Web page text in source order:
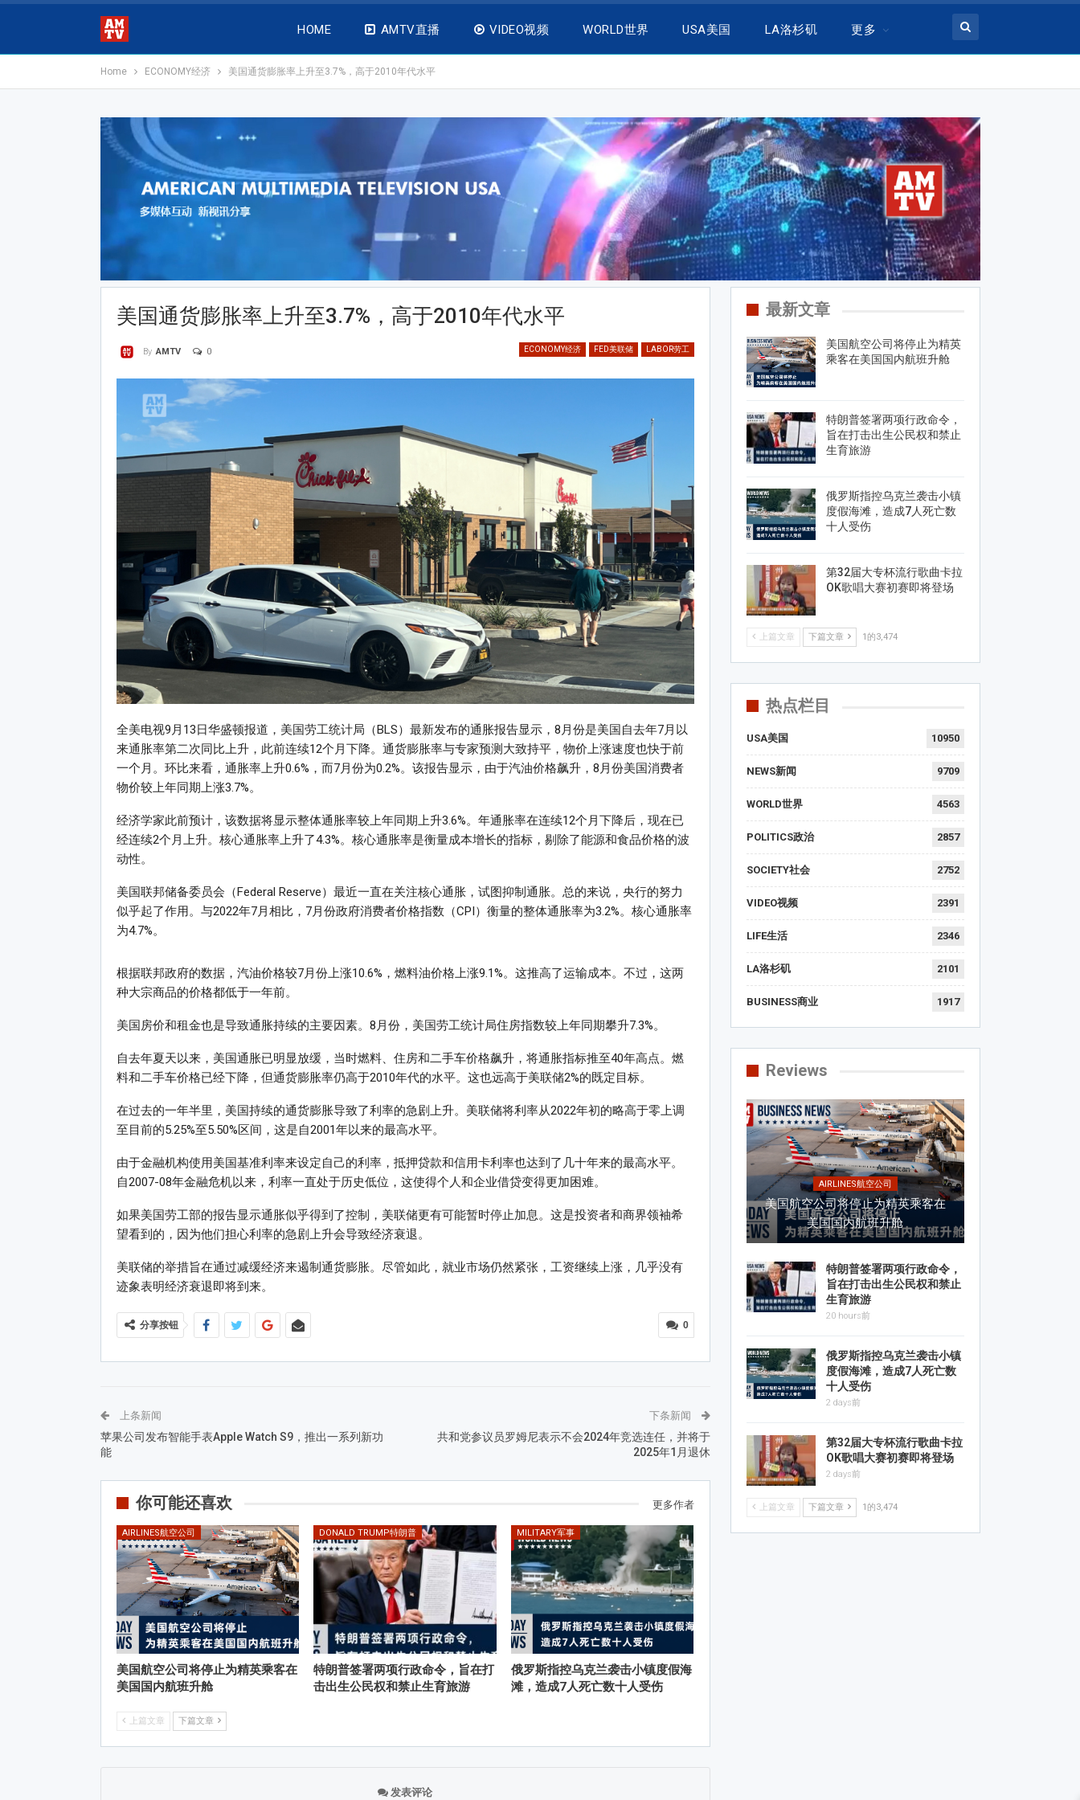
HOME AMTV直播 VIDEO视频 WORLD世界 USA美国 LA洛杉矶 更多
Home ECONOMY经济 美国通货膨胀率上升至3.7%，高于2010年代水平
美国通货膨胀率上升至3.7%，高于2010年代水平
ECONOMY经济 FED美联储 LABOR劳工
By AMTV 0
全美电视9月13日华盛顿报道，美国劳工统计局（BLS）最新发布的通胀报告显示，8月份是美国自去年7月以
来通胀率第二次同比上升，此前连续12个月下降。通货膨胀率与专家预测大致持平，物价上涨速度也快于前
一个月。环比来看，通胀率上升0.6%，而7月份为0.2%。该报告显示，由于汽油价格飙升，8月份美国消费者
物价较上年同期上涨3.7%。
经济学家此前预计，该数据将显示整体通胀率较上年同期上升3.6%。年通胀率在连续12个月下降后，现在已
经连续2个月上升。核心通胀率上升了4.3%。核心通胀率是衡量成本增长的指标，剔除了能源和食品价格的波
动性。
美国联邦储备委员会（Federal Reserve）最近一直在关注核心通胀，试图抑制通胀。总的来说，央行的努力
似乎起了作用。与2022年7月相比，7月份政府消费者价格指数（CPI）衡量的整体通胀率为3.2%。核心通胀率
为4.7%。
根据联邦政府的数据，汽油价格较7月份上涨10.6%，燃料油价格上涨9.1%。这推高了运输成本。不过，这两
种大宗商品的价格都低于一年前。
美国房价和租金也是导致通胀持续的主要因素。8月份，美国劳工统计局住房指数较上年同期攀升7.3%。
自去年夏天以来，美国通胀已明显放缓，当时燃料、住房和二手车价格飙升，将通胀指标推至40年高点。燃
料和二手车价格已经下降，但通货膨胀率仍高于2010年代的水平。这也远高于美联储2%的既定目标。
在过去的一年半里，美国持续的通货膨胀导致了利率的急剧上升。美联储将利率从2022年初的略高于零上调
至目前的5.25%至5.50%区间，这是自2001年以来的最高水平。
由于金融机构使用美国基准利率来设定自己的利率，抵押贷款和信用卡利率也达到了几十年来的最高水平。
自2007-08年金融危机以来，利率一直处于历史低位，这使得个人和企业借贷变得更加困难。
如果美国劳工部的报告显示通胀似乎得到了控制，美联储更有可能暂时停止加息。这是投资者和商界领袖希
望看到的，因为他们担心利率的急剧上升会导致经济衰退。
美联储的举措旨在通过减缓经济来遏制通货膨胀。尽管如此，就业市场仍然紧张，工资继续上涨，几乎没有
迹象表明经济衰退即将到来。
0
分享按钮
上条新闻
苹果公司发布智能手表Apple Watch S9，推出一系列新功
能
下条新闻
共和党参议员罗姆尼表示不会2024年竞选连任，并将于
2025年1月退休
你可能还喜欢 更多作者
AIRLINES航空公司
美国航空公司将停止为精英乘客在
美国国内航班升舱
DONALD TRUMP特朗普
特朗普签署两项行政命令，旨在打
击出生公民权和禁止生育旅游
MILITARY军事
俄罗斯指控乌克兰袭击小镇度假海
滩，造成7人死亡数十人受伤
上篇文章 下篇文章
发表评论
最新文章
美国航空公司将停止为精英
乘客在美国国内航班升舱
特朗普签署两项行政命令，
旨在打击出生公民权和禁止
生育旅游
俄罗斯指控乌克兰袭击小镇
度假海滩，造成7人死亡数
十人受伤
第32届大专杯流行歌曲卡拉
OK歌唱大赛初赛即将登场
上篇文章 下篇文章 1的3,474
热点栏目
USA美国 10950
NEWS新闻 9709
WORLD世界 4563
POLITICS政治 2857
SOCIETY社会 2752
VIDEO视频 2391
LIFE生活 2346
LA洛杉矶 2101
BUSINESS商业 1917
Reviews
AIRLINES航空公司
美国航空公司将停止为精英乘客在
美国国内航班升舱
特朗普签署两项行政命令，
旨在打击出生公民权和禁止
生育旅游
20 hours前
俄罗斯指控乌克兰袭击小镇
度假海滩，造成7人死亡数
十人受伤
2 days前
第32届大专杯流行歌曲卡拉
OK歌唱大赛初赛即将登场
2 days前
上篇文章 下篇文章 1的3,474